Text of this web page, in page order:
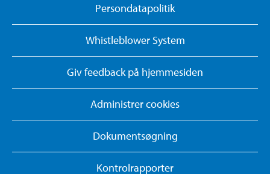
Persondatapolitik
Whistleblower System
Giv feedback på hjemmesiden
Administrer cookies
Dokumentsøgning
Kontrolrapporter